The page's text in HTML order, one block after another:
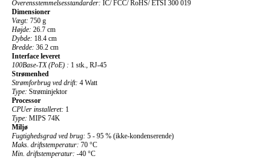
Overensstemmelsesstandarder: IC/ FCC/ RoHS/ ETSI 300 019
Dimensioner
Vægt: 750 g
Højde: 26.7 cm
Dybde: 18.4 cm
Bredde: 36.2 cm
Interface leveret
100Base-TX (PoE) : 1 stk., RJ-45
Strømenhed
Strømforbrug ved drift: 4 Watt
Type: Strøminjektor
Processor
CPUer installeret: 1
Type: MIPS 74K
Miljø
Fugtighedsgrad ved brug: 5 - 95 % (ikke-kondenserende)
Maks. driftstemperatur: 70 °C
Min. driftstemperatur: -40 °C